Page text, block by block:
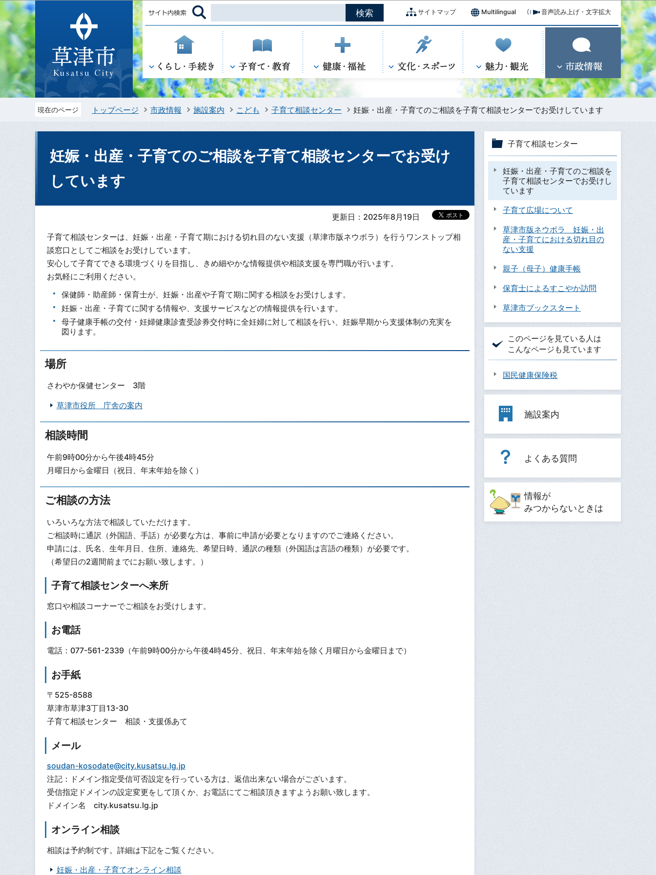
このページの本文へ移動
サイトマップ Multilingual 音声読み上げ・文字拡大
現在のページ トップページ 市政情報 施設案内 こども 子育て相談センター 妊娠・出産・子育てのご相談を子育て相談センターでお受けしています
妊娠・出産・子育てのご相談を子育て相談センターでお受け
しています
更新日：2025年8月19日
子育て相談センターは、妊娠・出産・子育て期における切れ目のない支援（草津市版ネウボラ）を行うワンストップ相
談窓口としてご相談をお受けしています。
安心して子育てできる環境づくりを目指し、きめ細やかな情報提供や相談支援を専門職が行います。
お気軽にご利用ください。
保健師・助産師・保育士が、妊娠・出産や子育て期に関する相談をお受けします。
妊娠・出産・子育てに関する情報や、支援サービスなどの情報提供を行います。
母子健康手帳の交付・妊婦健康診査受診券交付時に全妊婦に対して相談を行い、妊娠早期から支援体制の充実を
図ります。
場所
さわやか保健センター 3階
草津市役所 庁舎の案内
相談時間
午前9時00分から午後4時45分
月曜日から金曜日（祝日、年末年始を除く）
ご相談の方法
いろいろな方法で相談していただけます。
ご相談時に通訳（外国語、手話）が必要な方は、事前に申請が必要となりますのでご連絡ください。
申請には、氏名、生年月日、住所、連絡先、希望日時、通訳の種類（外国語は言語の種類）が必要です。
（希望日の2週間前までにお願い致します。）
子育て相談センターへ来所
窓口や相談コーナーでご相談をお受けします。
お電話
電話：077-561-2339（午前9時00分から午後4時45分、祝日、年末年始を除く月曜日から金曜日まで）
お手紙
〒525-8588
草津市草津3丁目13-30
子育て相談センター 相談・支援係あて
メール
soudan-kosodate@city.kusatsu.lg.jp
注記：ドメイン指定受信可否設定を行っている方は、返信出来ない場合がございます。
受信指定ドメインの設定変更をして頂くか、お電話にてご相談頂きますようお願い致します。
ドメイン名 city.kusatsu.lg.jp
オンライン相談
相談は予約制です。詳細は下記をご覧ください。
妊娠・出産・子育てオンライン相談
子育て相談センター
妊娠・出産・子育てのご相談を
子育て相談センターでお受けし
ています
子育て広場について
草津市版ネウボラ 妊娠・出
産・子育てにおける切れ目の
ない支援
親子（母子）健康手帳
保育士によるすこやか訪問
草津市ブックスタート
このページを見ている人は
こんなページも見ています
国民健康保険税
施設案内
よくある質問
情報が
みつからないときは